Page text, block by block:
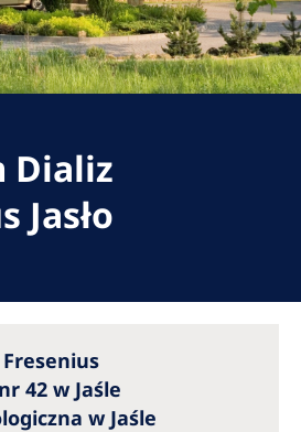
Dializ
Jasło
42 w Jaśle
w Jaśle